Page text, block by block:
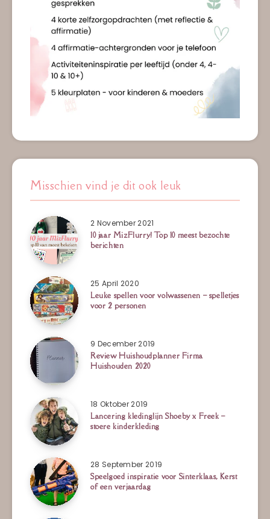
Misschien vind je dit ook leuk
2 November 2021
10 jaar MizFlurry! Top 10 meest bezochte
berichten
25 April 2020
Leuke spellen voor volwassenen – spelletjes
voor 2 personen
9 December 2019
Review Huishoudplanner Firma
Huishouden 2020
18 Oktober 2019
Lancering kledinglijn Shoeby x Freek –
stoere kinderkleding
28 September 2019
Speelgoed inspiratie voor Sinterklaas, Kerst
of een verjaardag